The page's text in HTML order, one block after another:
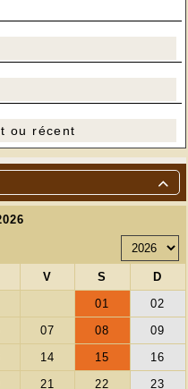

ou récent